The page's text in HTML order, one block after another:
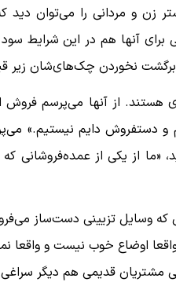
زن و مردانی را می‌توان دید
آنها هم در این شرایط سود
نخوردن چک‌های‌شان زیر
از آنها می‌پرسم فروش
دستفروش دایم نیستیم.»
«ما از یکی از عمده‌فروشانی
وسایل تزیینی دست‌ساز
اوضاع خوب نیست و واقعا
قدیمی هم دیگر سراغی